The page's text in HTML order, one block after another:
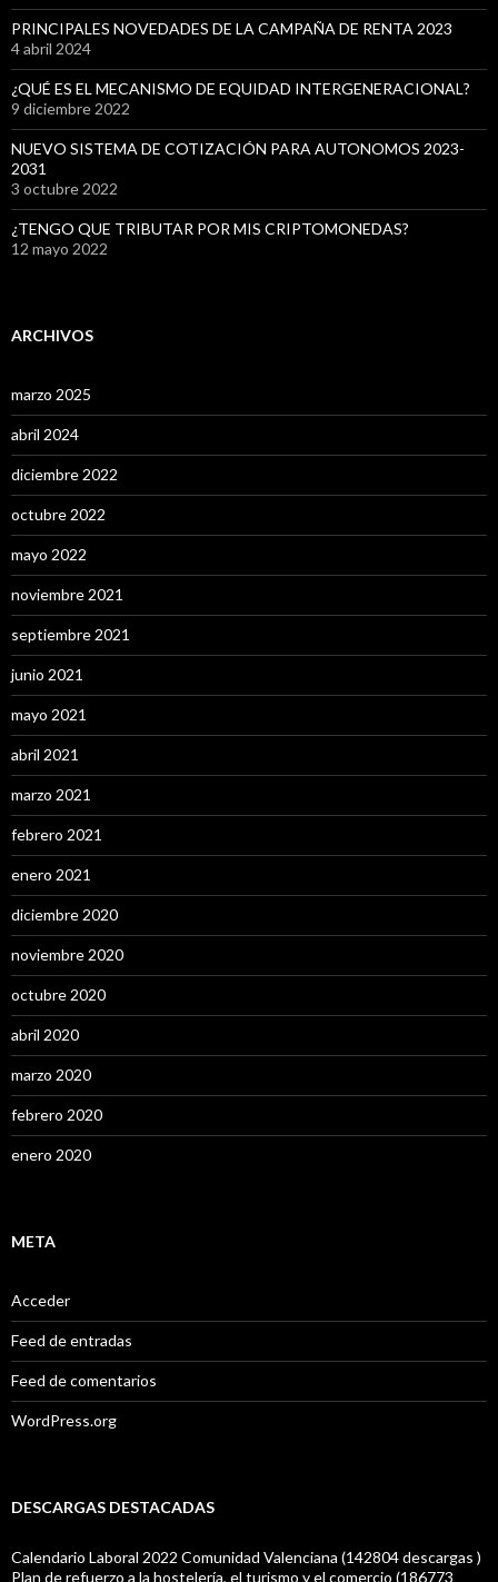
PRINCIPALES NOVEDADES DE LA CAMPAÑA DE RENTA 2023
4 abril 2024
¿QUÉ ES EL MECANISMO DE EQUIDAD INTERGENERACIONAL?
9 diciembre 2022
NUEVO SISTEMA DE COTIZACIÓN PARA AUTONOMOS 2023-
2031
3 octubre 2022
¿TENGO QUE TRIBUTAR POR MIS CRIPTOMONEDAS?
12 mayo 2022
ARCHIVOS
marzo 2025
abril 2024
diciembre 2022
octubre 2022
mayo 2022
noviembre 2021
septiembre 2021
junio 2021
mayo 2021
abril 2021
marzo 2021
febrero 2021
enero 2021
diciembre 2020
noviembre 2020
octubre 2020
abril 2020
marzo 2020
febrero 2020
enero 2020
META
Acceder
Feed de entradas
Feed de comentarios
WordPress.org
DESCARGAS DESTACADAS
Calendario Laboral 2022 Comunidad Valenciana (142804 descargas )
Plan de refuerzo a la hostelería, el turismo y el comercio (186773